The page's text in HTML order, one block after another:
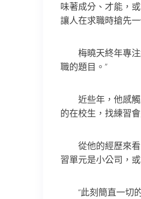
味著成分、才能，
讓人在求職時搶先
梅曉天終年專注
職的題目。”
近些年，他感觸
的在校生，找練習
從他的經歷來看
習單元是小公司，
“此刻簡直一切的